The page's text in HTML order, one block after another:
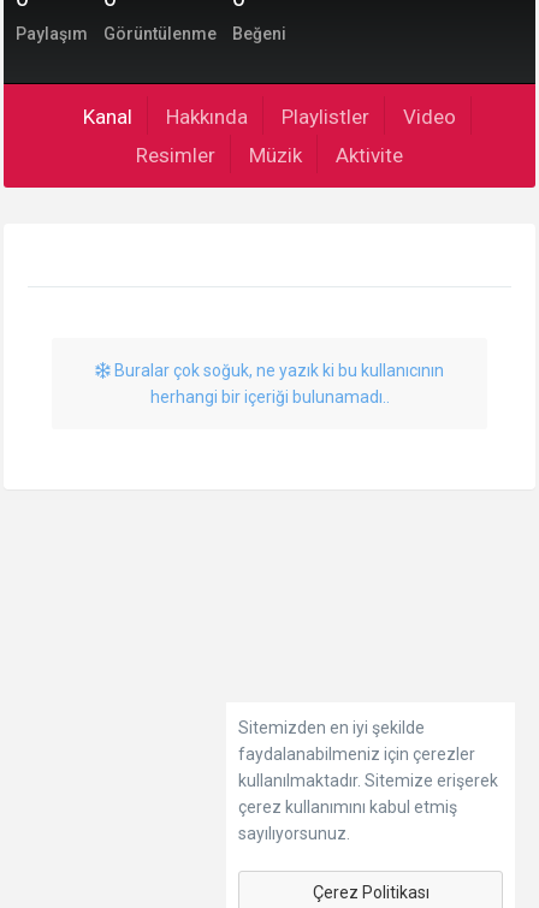
Paylaşım Görüntülenme Beğeni
Kanal Hakkında Playlistler
Video
Resimler
Müzik Aktivite
Buralar çok soğuk, ne yazık ki bu kullanıcının
herhangi bir içeriği bulunamadı..
Sitemizden en iyi şekilde
faydalanabilmeniz için çerezler
kullanılmaktadır. Sitemize erişerek
çerez kullanımını kabul etmiş
sayılıyorsunuz.
Çerez Politikası